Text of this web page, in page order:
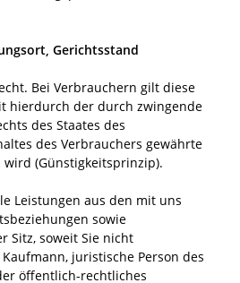
Gerichtsstand
Bei Verbrauchern gilt diese
hierdurch der durch zwingende
des Staates des
des Verbrauchers gewährte
(Günstigkeitsprinzip).
Leistungen aus den mit uns
sowie
Sitz, soweit Sie nicht
juristische Person des
öffentlich-rechtliches